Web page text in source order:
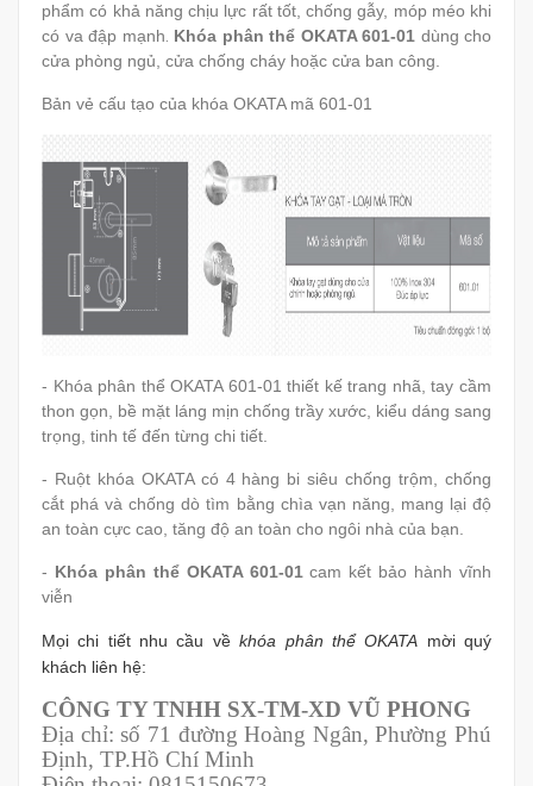
phẩm có khả năng chịu lực rất tốt, chống gẫy, móp méo khi
có va đập mạnh. Khóa phân thể OKATA 601-01 dùng cho
cửa phòng ngủ, cửa chống cháy hoặc cửa ban công.
Bản vẻ cấu tạo của khóa OKATA mã 601-01
- Khóa phân thể OKATA 601-01 thiết kế trang nhã, tay cầm
thon gọn, bề mặt láng mịn chống trầy xước, kiểu dáng sang
trọng, tinh tế đến từng chi tiết.
- Ruột khóa OKATA có 4 hàng bi siêu chống trộm, chống
cắt phá và chống dò tìm bằng chìa vạn năng, mang lại độ
an toàn cực cao, tăng độ an toàn cho ngôi nhà của bạn.
- Khóa phân thể OKATA 601-01cam kết bảo hành vĩnh
viễn
Mọi chi tiết nhu cầu vềkhóa phân thể OKATA mời quý
khách liên hệ:
CÔNG TY TNHH SX-TM-XD VŨ PHONG
Địa chỉ: số 71 đường Hoàng Ngân, Phường Phú
Định, TP.Hồ Chí Minh